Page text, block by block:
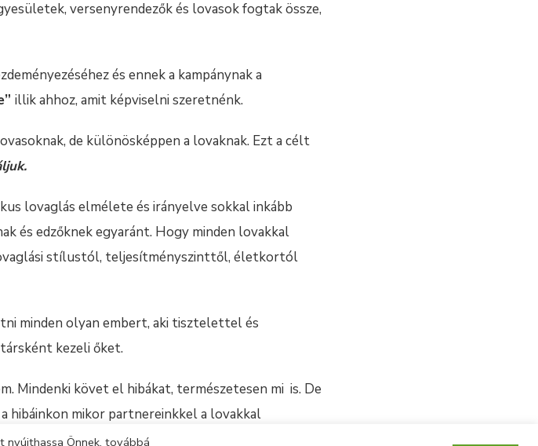
versenyrendezők és lovasok fogtak össze,
és ennek a kampánynak a
illik ahhoz, amit képviselni szeretnénk.
de különösképpen a lovaknak. Ezt a célt
lovaglás elmélete és irányelve sokkal inkább
és edzőknek egyaránt. Hogy minden lovakkal
stílustól, teljesítményszinttől, életkortól
minden olyan embert, aki tisztelettel és
kezeli őket.
Mindenki követ el hibákat, természetesen mi is. De
hibáinkon mikor partnereinkkel a lovakkal
Önnek, továbbá